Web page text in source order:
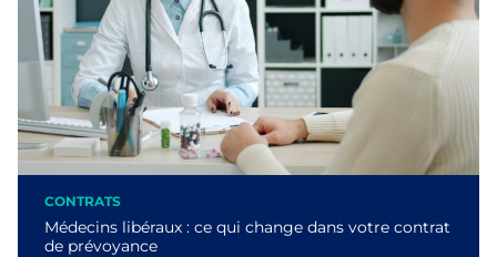
CONTRATS
Médecins libéraux : ce qui change dans votre contrat
de prévoyance